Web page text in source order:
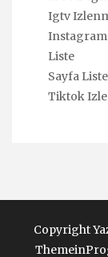
Igtv
Instagram
Liste
Sayfa
Tiktok
Copyright